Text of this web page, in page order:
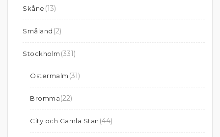
Skåne (13)
Småland (2)
Stockholm (331)
Östermalm (31)
Bromma(22)
City och Gamla Stan (44)